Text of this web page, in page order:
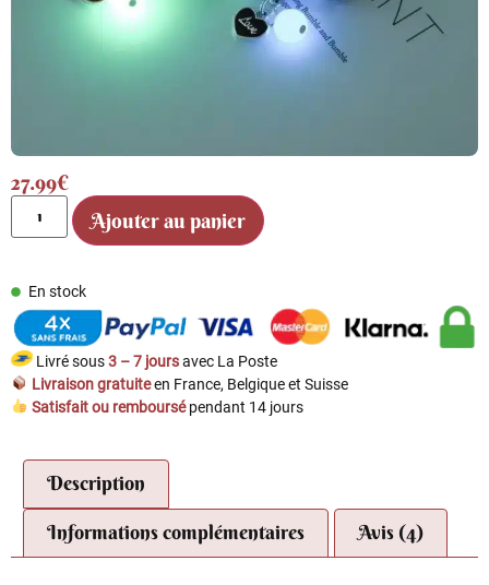
27.99€
Ajouter au panier
En stock
Livré sous3 – 7 joursavec La Poste
Livraison gratuiteen France, Belgique et Suisse
Satisfait ou remboursépendant 14 jours
Description
Informations complémentaires Avis (4)